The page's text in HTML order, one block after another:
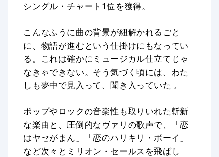
シングル・チャート1位を獲得。
こんなふうに曲の背景が紐解かれるごと
に、物語が進むという仕掛けにもなってい
る。これは確かにミュージカル仕立てじゃ
なきゃできない。そう気づく頃には、わた
しも夢中で見入って、聞き入っていた 。
ポップやロックの音楽性も取りいれた斬新
な楽曲と、圧倒的なヴァリの歌声で、「恋
はヤセがまん」「恋のハリキリ・ボーイ」
など次々とミリオン・セールスを飛ばし